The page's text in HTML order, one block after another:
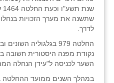
שתשנה את מערך הזכויות
לדרך.
נקודת מפנה היסטורית חשובה
השער לכניסה ל"עידן הנחלה
חבצלת השרון
חמרה
חרב לאת